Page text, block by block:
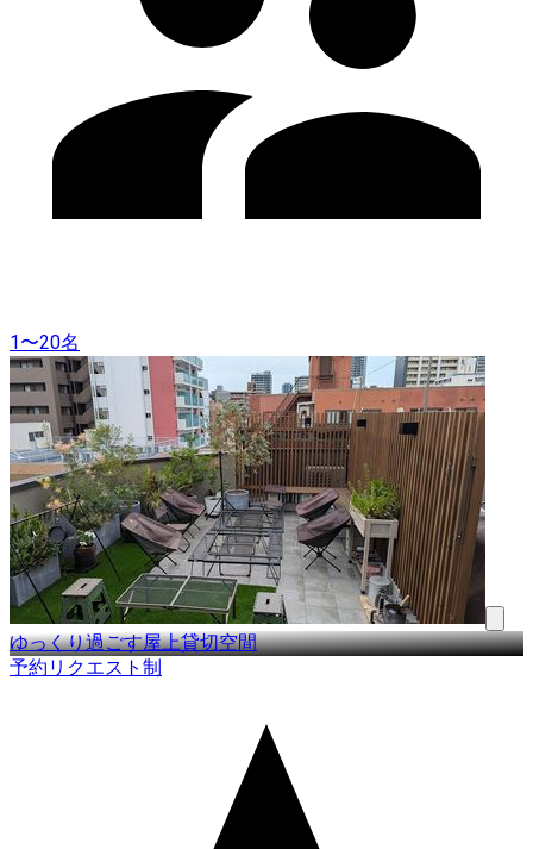
1〜20名
ゆっくり過ごす屋上貸切空間
予約リクエスト制